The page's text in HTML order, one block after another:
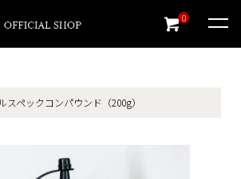
0
スペックコンパウンド（200g）